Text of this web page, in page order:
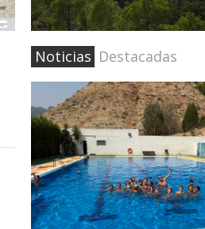
Noticias Destacadas